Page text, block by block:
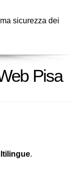
sicurezza dei
Pisa
.